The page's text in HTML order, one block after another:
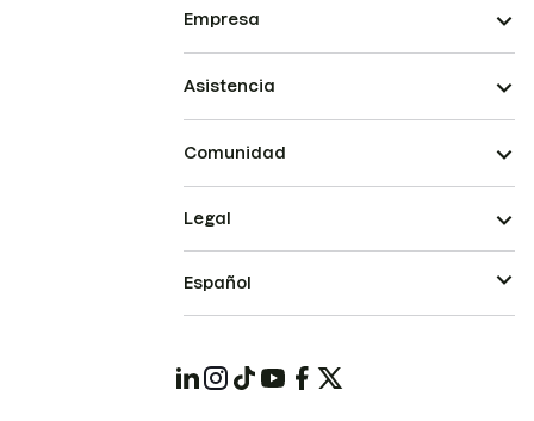
Empresa
Asistencia
Comunidad
Legal
Español